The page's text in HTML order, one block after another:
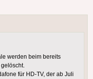
werden beim bereits
für HD-TV, der ab Juli